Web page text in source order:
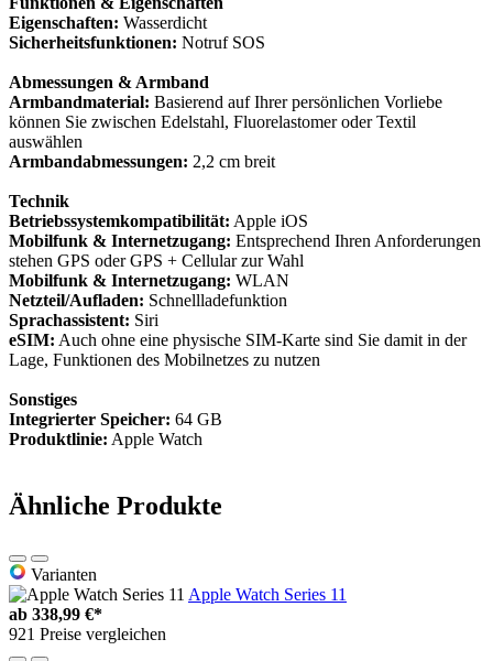
Eigenschaften: Wasserdicht
Sicherheitsfunktionen: Notruf SOS
Abmessungen & Armband
Armbandmaterial: Basierend auf Ihrer persönlichen Vorliebe
können Sie zwischen Edelstahl, Fluorelastomer oder Textil
auswählen
Armbandabmessungen: 2,2 cm breit
Technik
Betriebssystemkompatibilität: Apple iOS
Mobilfunk & Internetzugang: Entsprechend Ihren Anforderungen
stehen GPS oder GPS + Cellular zur Wahl
Mobilfunk & Internetzugang: WLAN
Netzteil/Aufladen: Schnellladefunktion
Sprachassistent: Siri
eSIM: Auch ohne eine physische SIM-Karte sind Sie damit in der
Lage, Funktionen des Mobilnetzes zu nutzen
Sonstiges
Integrierter Speicher: 64 GB
Produktlinie: Apple Watch
Ähnliche Produkte
Varianten
Apple Watch Series 11
ab 338,99 €*
921 Preise vergleichen